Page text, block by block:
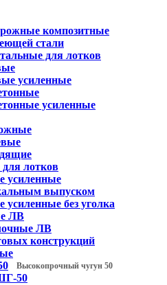
композитные
стали
для лотков
усиленные
усиленные
лотков
усиленные
выпуском
усиленные без уголка
ЛВ
ЛВ
конструкций
Высокопрочный чугун 50
50